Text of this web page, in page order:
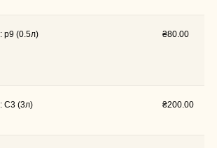
: p9 (0.5л) ₴80.00
: C3 (3л) ₴200.00